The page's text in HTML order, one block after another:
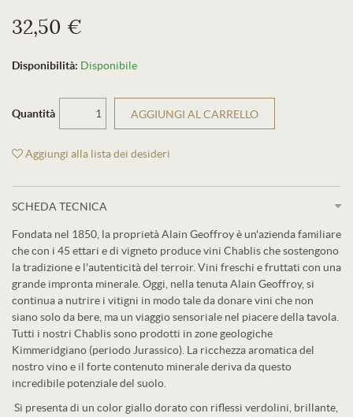
32,50 €
Disponibilità: Disponibile
Quantità AGGIUNGI AL CARRELLO
Aggiungi alla lista dei desideri
SCHEDA TECNICA
Fondata nel 1850, la proprietà Alain Geoffroy è un'azienda familiare
che con i 45 ettari e di vigneto produce vini Chablis che sostengono
la tradizione e l'autenticità del terroir. Vini freschi e fruttati con una
grande impronta minerale. Oggi, nella tenuta Alain Geoffroy, si
continua a nutrire i vitigni in modo tale da donare vini che non
siano solo da bere, ma un viaggio sensoriale nel piacere della tavola.
Tutti i nostri Chablis sono prodotti in zone geologiche
Kimmeridgiano (periodo Jurassico). La ricchezza aromatica del
nostro vino e il forte contenuto minerale deriva da questo
incredibile potenziale del suolo.
Si presenta di un color giallo dorato con riflessi verdolini, brillante,